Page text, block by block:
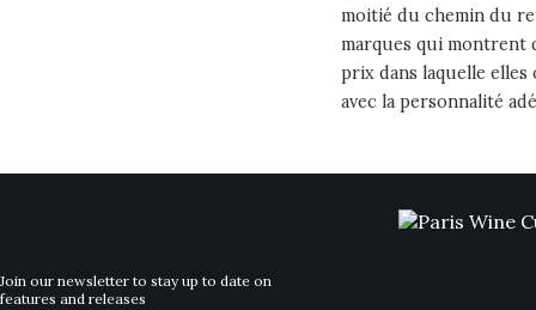
moitié du chemin du
marques qui montrent
prix dans laquelle
avec la personnalité
Join our newsletter to stay up to date on
features and releases